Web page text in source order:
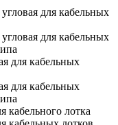
для кабельных
для кабельных
для кабельных
для кабельных
кабельного лотка